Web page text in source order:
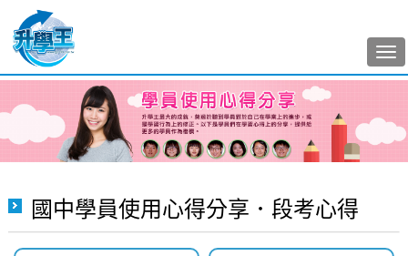
國中學員使用心得分享．段考心得